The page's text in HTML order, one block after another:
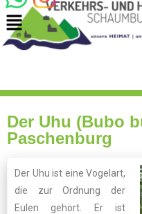
Der Uhu (Bubo
Paschenburg
Der Uhu ist eine Vogelart,
die zur Ordnung der
Eulen gehört. Er ist